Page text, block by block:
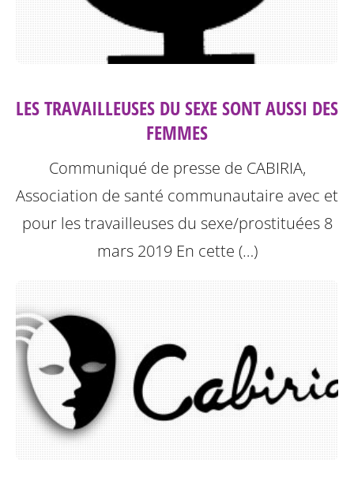
LES TRAVAILLEUSES DU SEXE SONT AUSSI DES
FEMMES
Communiqué de presse de CABIRIA,
Association de santé communautaire avec et
pour les travailleuses du sexe/prostituées 8
mars 2019 En cette (…)